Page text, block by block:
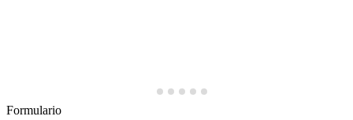
Formulario